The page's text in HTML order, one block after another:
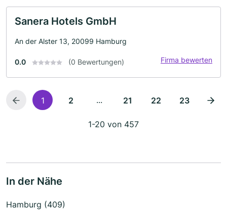
Sanera Hotels GmbH
An der Alster 13, 20099 Hamburg
0.0 (0 Bewertungen) Firma bewerten
1 2 ... 21 22 23
1-20 von 457
In der Nähe
Hamburg (409)